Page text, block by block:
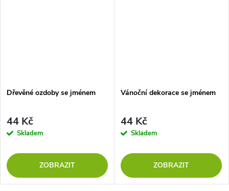
Dřevěné ozdoby se jménem
44 Kč
Skladem
ZOBRAZIT
Vánoční dekorace se jménem
44 Kč
Skladem
ZOBRAZIT